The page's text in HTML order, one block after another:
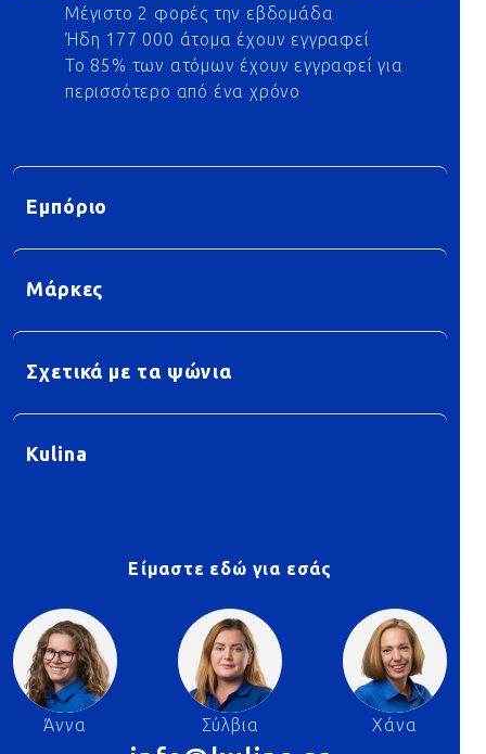
Μέγιστο 2 φορές την εβδομάδα
Ήδη 177 000 άτομα έχουν εγγραφεί
Το 85% των ατόμων έχουν εγγραφεί για
περισσότερο από ένα χρόνο
Εμπόριο
Μάρκες
Σχετικά με τα ψώνια
Kulina
Είμαστε εδώ για εσάς
Άννα Σύλβια Χάνα